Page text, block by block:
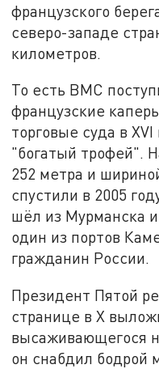
французского
северо-западе
километров.
То есть ВМС
французские
торговые суда в
"богатый трофей".
252 метра и
спустили в 2005
шёл из Мурманска
один из портов
гражданин России.
Президент Пятой
странице в X
высаживающегося
он снабдил бодрой